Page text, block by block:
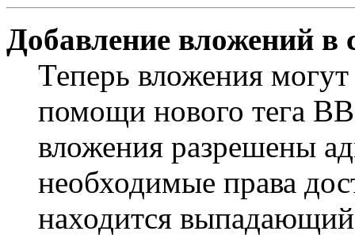
Добавление вложений в
Теперь вложения
помощи нового тега
вложения разрешены
необходимые права
находится выпадающий